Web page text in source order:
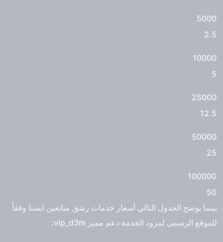
5000
2.5
10000
5
25000
12.5
50000
25
100000
50
بينما يوضح الجدول التالي أسعار خدمات رشق متابعين انستا وفقاً
للموقع الرسمي لمزود الخدمة دعم مميز vip_d3m: